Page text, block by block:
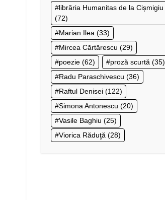
librăria Humanitas de la Cișmigiu
(72)
Marian Ilea (33)
Mircea Cărtărescu (29)
poezie (62) proză scurtă (35)
Radu Paraschivescu (36)
Raftul Denisei (122)
Simona Antonescu (20)
Vasile Baghiu (25)
Viorica Răduţă (28)